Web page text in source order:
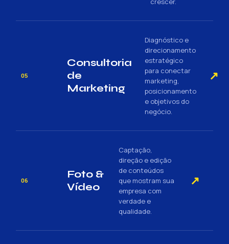
05
Consultoria
de
Marketing
Diagnóstico e
direcionamento
estratégico
para conectar
marketing,
posicionamento
e objetivos do
negócio.
↗
06
Foto &
Vídeo
Captação,
direção e edição
de conteúdos
que mostram sua
empresa com
verdade e
qualidade.
↗